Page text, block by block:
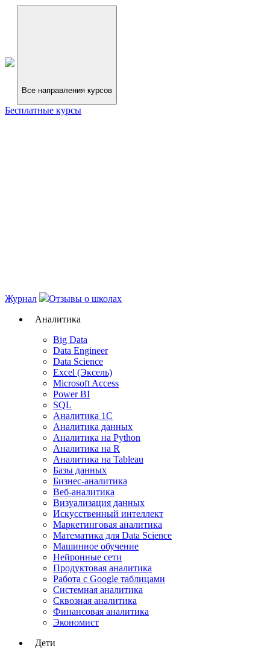
Все направления курсов
Бесплатные курсы
Журнал
Отзывы о школах
Аналитика
Big Data
Data Engineer
Data Science
Excel (Эксель)
Microsoft Access
Power BI
SQL
Аналитика 1C
Аналитика данных
Аналитика на Python
Аналитика на R
Аналитика на Tableau
Базы данных
Бизнес-аналитика
Веб-аналитика
Визуализация данных
Искусственный интеллект
Маркетинговая аналитика
Математика для Data Science
Машинное обучение
Нейронные сети
Продуктовая аналитика
Работа с Google таблицами
Системная аналитика
Сквозная аналитика
Финансовая аналитика
Экономист
Дети